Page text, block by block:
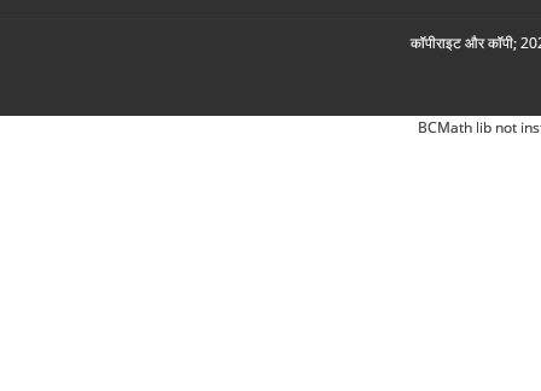
कॉपीराइट और कॉपी;
BCMath lib not